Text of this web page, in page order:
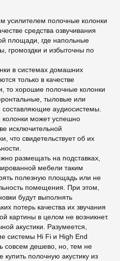
усилителем полочные колонки
средства озвучивания
площади, где напольные
громоздки и избыточны по
в системах домашних
только в качестве
то хорошие полочные колонки
тыловые или
составляющие аудиосистемы.
колонки может успешно
исключительной
что свидетельствует об их
размещать на подставках,
мебели таким
полезную площадь или не
помещения. При этом,
будут выполнять
потерь качества их звучания
картины в целом не возникнет.
акустики. Разумеется,
системы Hi Fi и High End
совсем дешево, но, тем не
купить полочную акустику из